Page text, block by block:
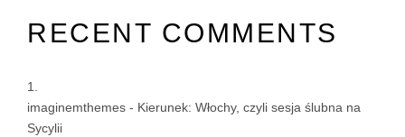
RECENT COMMENTS
imaginemthemes - Kierunek: Włochy, czyli sesja ślubna na
Sycylii